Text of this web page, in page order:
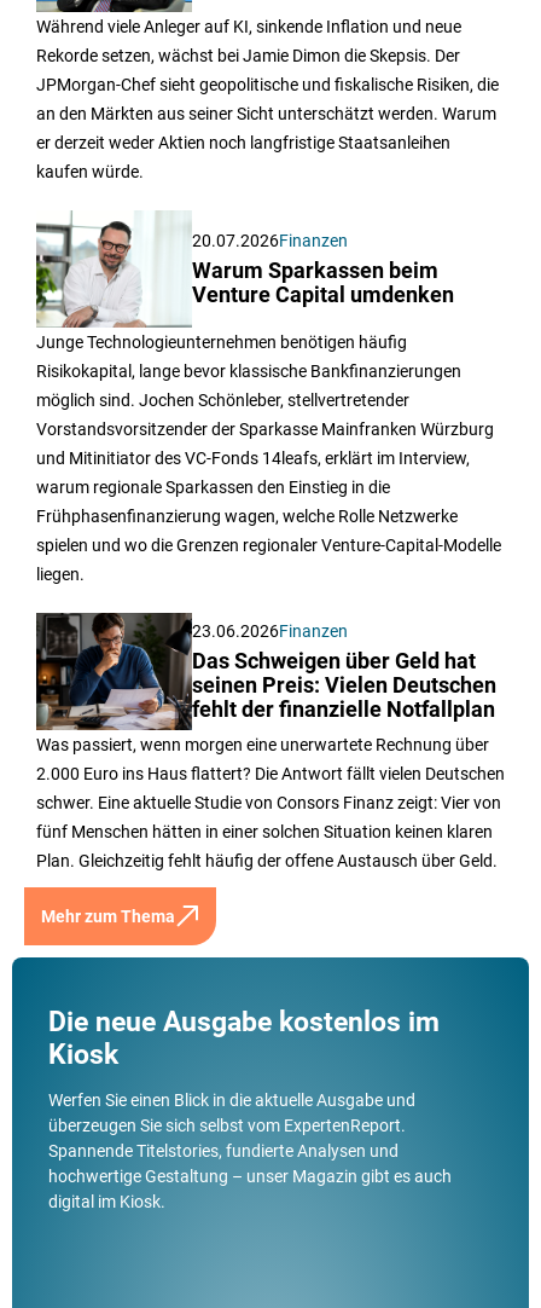
Während viele Anleger auf KI, sinkende Inflation und neue
Rekorde setzen, wächst bei Jamie Dimon die Skepsis. Der
JPMorgan-Chef sieht geopolitische und fiskalische Risiken, die
an den Märkten aus seiner Sicht unterschätzt werden. Warum
er derzeit weder Aktien noch langfristige Staatsanleihen
kaufen würde.
20.07.2026Finanzen
Warum Sparkassen beim
Venture Capital umdenken
Junge Technologieunternehmen benötigen häufig
Risikokapital, lange bevor klassische Bankfinanzierungen
möglich sind. Jochen Schönleber, stellvertretender
Vorstandsvorsitzender der Sparkasse Mainfranken Würzburg
und Mitinitiator des VC-Fonds 14leafs, erklärt im Interview,
warum regionale Sparkassen den Einstieg in die
Frühphasenfinanzierung wagen, welche Rolle Netzwerke
spielen und wo die Grenzen regionaler Venture-Capital-Modelle
liegen.
23.06.2026Finanzen
Das Schweigen über Geld hat
seinen Preis: Vielen Deutschen
fehlt der finanzielle Notfallplan
Was passiert, wenn morgen eine unerwartete Rechnung über
2.000 Euro ins Haus flattert? Die Antwort fällt vielen Deutschen
schwer. Eine aktuelle Studie von Consors Finanz zeigt: Vier von
fünf Menschen hätten in einer solchen Situation keinen klaren
Plan. Gleichzeitig fehlt häufig der offene Austausch über Geld.
Mehr zum Thema
Die neue Ausgabe kostenlos im
Kiosk
Werfen Sie einen Blick in die aktuelle Ausgabe und
überzeugen Sie sich selbst vom ExpertenReport.
Spannende Titelstories, fundierte Analysen und
hochwertige Gestaltung – unser Magazin gibt es auch
digital im Kiosk.